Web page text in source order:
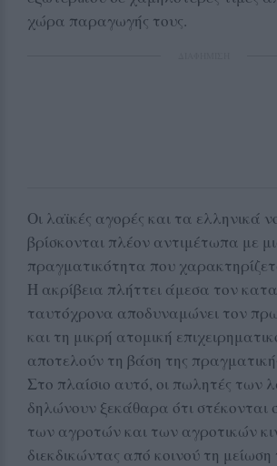
χώρα παραγωγής τους.
Οι λαϊκές αγορές και τα ελληνικά
βρίσκονται πλέον αντιμέτωπα με
πραγματικότητα που
Η ακρίβεια πλήττει άμεσα τον
ταυτόχρονα αποδυναμώνει τον
και τη μικρή ατομική
αποτελούν τη βάση της
Στο πλαίσιο αυτό, οι πωλητές των
δηλώνουν ξεκάθαρα ότι στέκονται
των αγροτών και των αγροτικών
διεκδικώντας από κοινού τη μείωση